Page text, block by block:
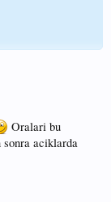
Oralari bu
aciklarda